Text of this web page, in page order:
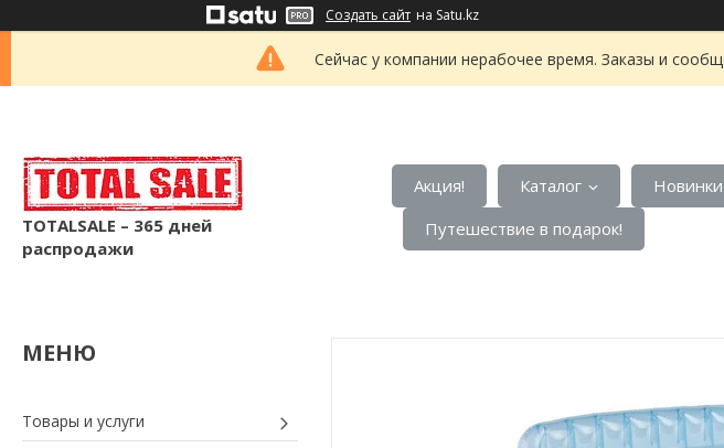
Создать сайт на Satu.kz
Сейчас у компании нерабочее время. Заказы и
TOTALSALE – 365 дней
распродажи
Акция! Каталог Новинки
Путешествие в подарок!
Товары и услуги